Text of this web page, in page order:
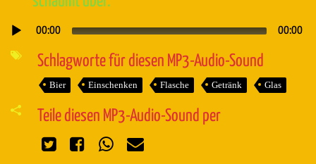
Audio-
00:00 00:00
Schlagworte für diesen MP3-Audio-Sound
Bier Einschenken Flasche Getränk Glas
Teile diesen MP3-Audio-Sound per